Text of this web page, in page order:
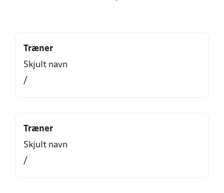
Træner
Skjult navn
/
Træner
Skjult navn
/